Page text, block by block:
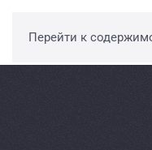
Перейти к